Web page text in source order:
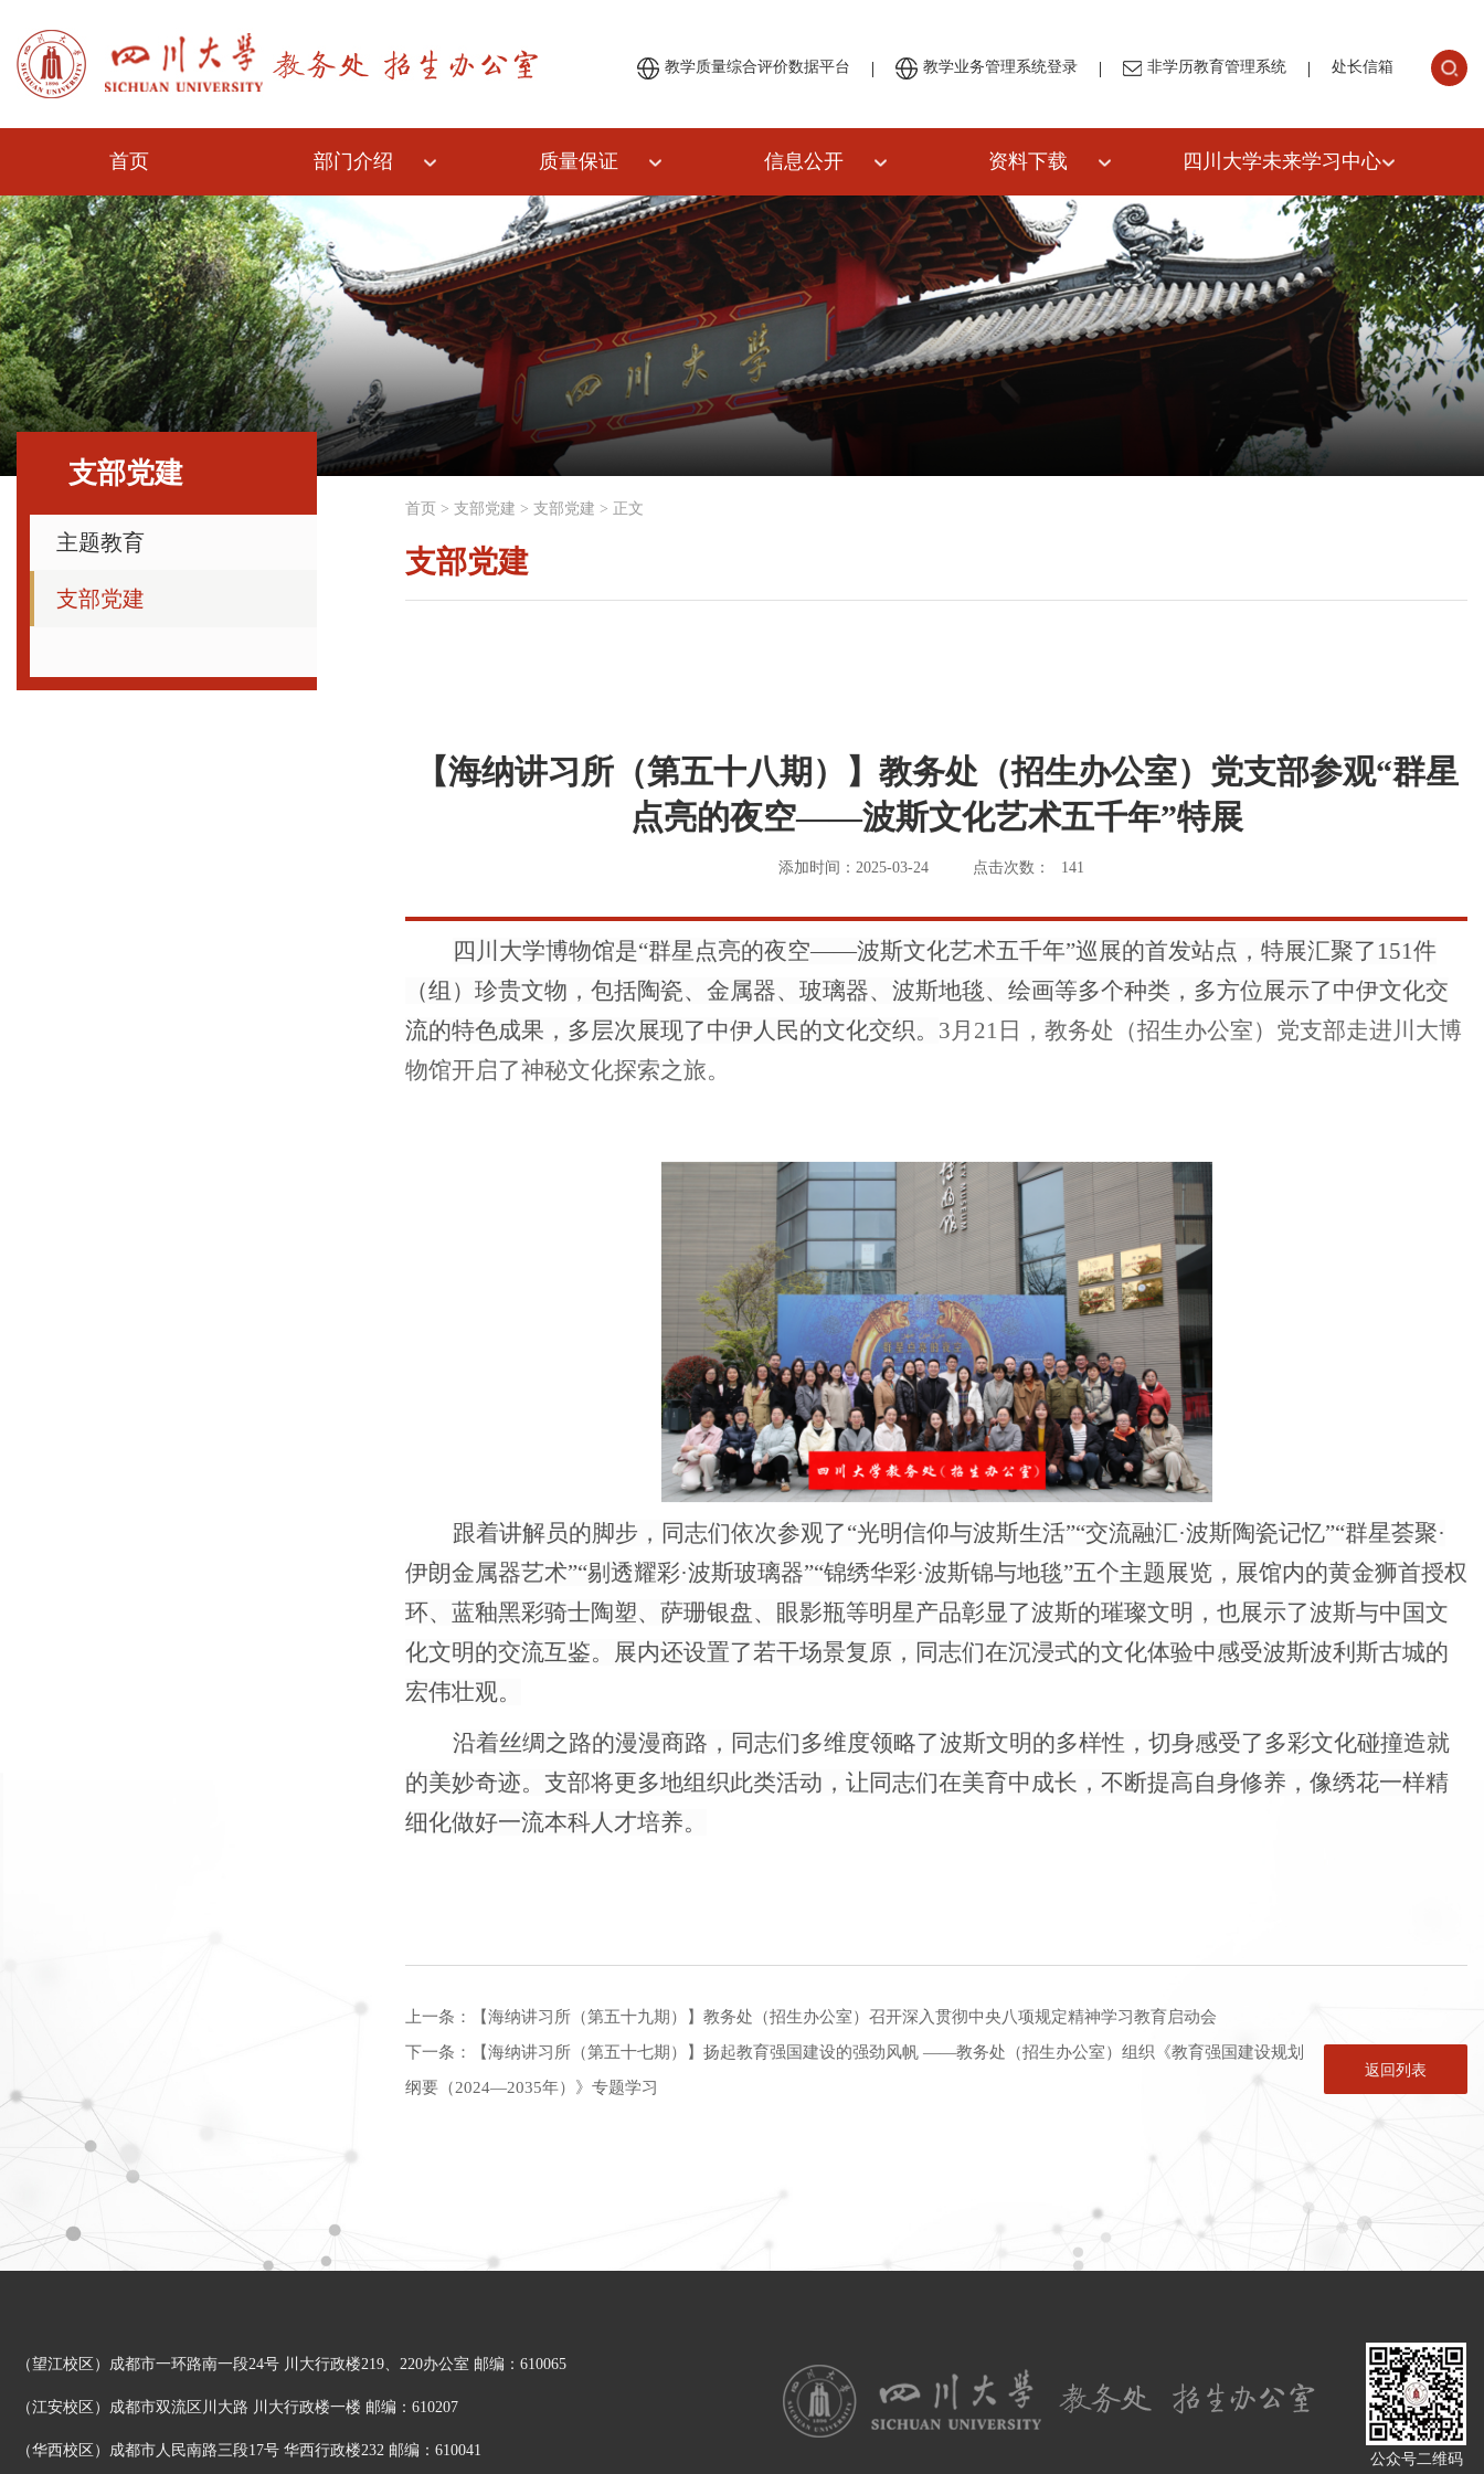
教学质量综合评价数据平台 | 教学业务管理系统登录 | 非学历教育管理系统 | 处长信箱
首页 部门介绍 质量保证 信息公开 资料下载 四川大学未来学习中心
支部党建
主题教育
支部党建
首页 > 支部党建 > 支部党建 > 正文
支部党建
【海纳讲习所（第五十八期）】教务处（招生办公室）党支部参观“群星
点亮的夜空——波斯文化艺术五千年”特展
添加时间：2025-03-24 点击次数： 141
四川大学博物馆是“群星点亮的夜空——波斯文化艺术五千年”巡展的首发站点，特展汇聚了151件
（组）珍贵文物，包括陶瓷、金属器、玻璃器、波斯地毯、绘画等多个种类 ， 多方位展示了中伊文化交
流的特色成果，多层次展现了中伊人民的文化交织。 3月 21 日，教务处 （招生办公室） 党支部走进川大博
物馆开启了神秘文化探索之旅。
跟着讲解员的脚步，同志们依次参观了“光明信仰与波斯生活”“交流融汇·波斯陶瓷记忆”“群星荟聚·
伊朗金属器艺术”“剔透耀彩·波斯玻璃器”“锦绣华彩·波斯锦与地毯”五个主题展览，展馆内的黄金狮首授权
环、蓝釉黑彩骑士陶塑、萨珊银盘、眼影瓶等明星产品彰显了波斯的璀璨文明，也展示了波斯与中国文
化文明的交流互鉴。展内还设置了若干场景复原，同志们在沉浸式的文化体验中感受波斯波利斯古城的
宏伟壮观。
沿着丝绸之路的漫漫商路，同志们多维度领略了波斯文明的多样性，切身感受了多彩文化碰撞造就
的美妙奇迹。支部将更多地组织此类活动，让同志们在美育中成长，不断提高自身修养，像绣花一样精
细化做好一流本科人才培养。
上一条：
【海纳讲习所（第五十九期）】教务处（招生办公室）召开深入贯彻中央八项规定精神学习教育启动会
下一条：
【海纳讲习所（第五十七期）】扬起教育强国建设的强劲风帆 ——教务处（招生办公室）组织《教育强国建设规划
纲要（2024—2035年）》专题学习
返回列表
公众号二维码
（望江校区）成都市一环路南一段24号 川大行政楼219、220办公室 邮编：610065
（江安校区）成都市双流区川大路 川大行政楼一楼 邮编：610207
（华西校区）成都市人民南路三段17号 华西行政楼232 邮编：610041